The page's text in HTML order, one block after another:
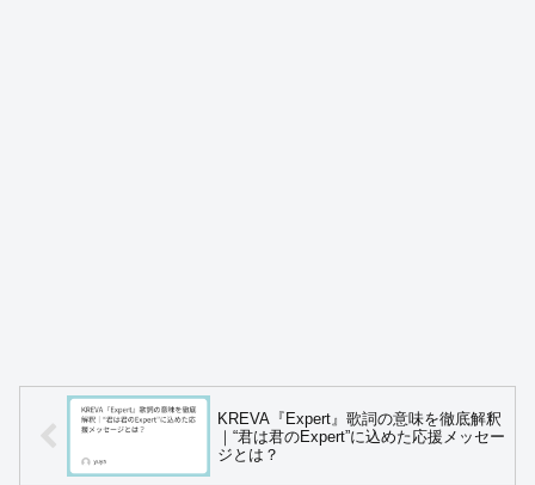
KREVA『Expert』歌詞の意味を徹底解釈
｜“君は君のExpert”に込めた応援メッセー
ジとは？